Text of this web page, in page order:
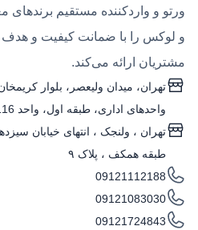
ورتو و واردکننده مستقیم برندهای
و لوکس را با ضمانت کیفیت و هدف
مشتریان ارائه می‌کند.
تهران، میدان ولیعصر، بلوار
واحدهای اداری، طبقه اول، واحد 116
تهران ، ولنجک‌ ، انتهای خیابان
طبقه همکف ، پلاک ۹
09121112188
09121083030
09121724843